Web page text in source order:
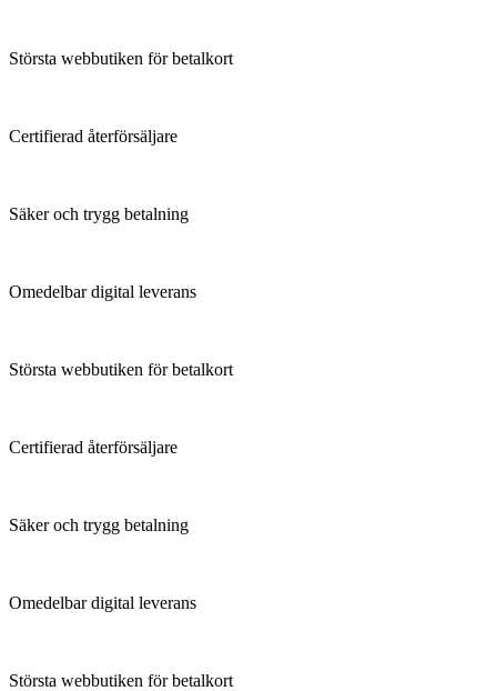
Största webbutiken för betalkort
Certifierad återförsäljare
Säker och trygg betalning
Omedelbar digital leverans
Största webbutiken för betalkort
Certifierad återförsäljare
Säker och trygg betalning
Omedelbar digital leverans
Största webbutiken för betalkort